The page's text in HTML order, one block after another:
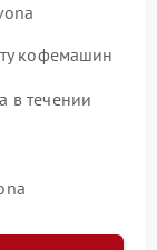
кофемашин
в течении